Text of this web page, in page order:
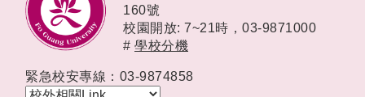
160號
校園開放: 7~21時， 03-9871000
# 學校分機
緊急校安專線：03-9874858